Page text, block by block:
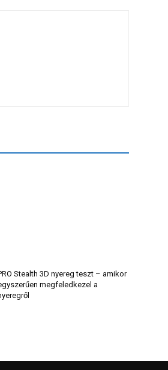
Stealth 3D nyereg teszt – amikor
megfeledkezel a